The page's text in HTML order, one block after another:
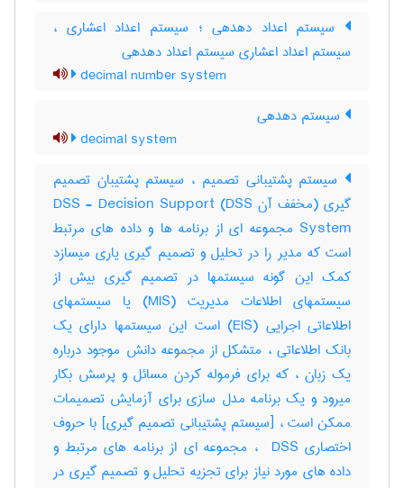
سیستم اعداد دهدهی ؛ سیستم اعداد اعشاری ،
سیستم اعداد اعشاری سیستم اعداد دهدهی
decimal number system
سیستم دهدهی
decimal system
سیستم پشتیبانی تصمیم ، سیستم پشتیبان تصمیم
گیری (مخفف آن DSS) DSS - Decision Support
System مجموعه ای از برنامه ها و داده های مرتبط
است که مدیر را در تحلیل و تصمیم گیری یاری میسازد
کمک این گونه سیستمها در تصمیم گیری بیش از
سیستمهای اطلاعات مدیریت (MIS) یا سیستمهای
اطلاعاتی اجرایی (EIS) است این سیستمها دارای یک
بانک اطلاعاتی ، متشکل از مجموعه دانش موجود درباره
یک زبان ، که برای فرموله کردن مسائل و پرسش بکار
میرود و یک برنامه مدل سازی برای آزمایش تصمیمات
ممکن است ، [سیستم پشتیبانی تصمیم گیری] با حروف
اختصاری ‎ DSS ، مجموعه ای از برنامه های مرتبط و
داده های مورد نیاز برای تجزیه تحلیل و تصمیم گیری در